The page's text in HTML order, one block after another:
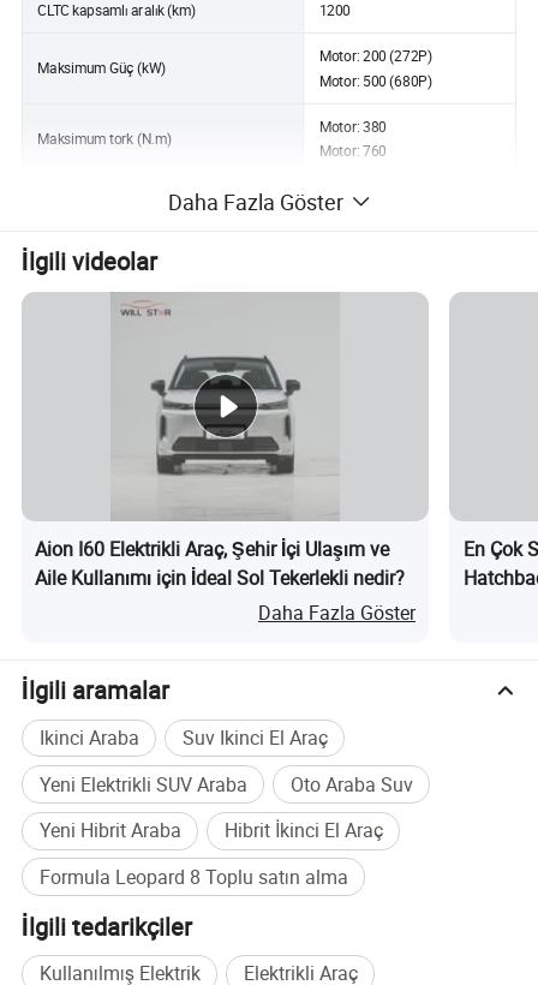
CLTC kapsamlı aralık (km) 1200
Maksimum Güç (kW)
Motor: 200 (272P)
Motor: 500 (680P)
Maksimum tork (N.m)
Motor: 380
Motor: 760
Maksimum Hız (km/sa) 180
Resmi 0 km/sa hızlanma 4.8
Daha Fazla Göster
İlgili videolar
Aion I60 Elektrikli Araç, Şehir İçi Ulaşım ve
Aile Kullanımı için İdeal Sol Tekerlekli nedir?
Daha Fazla Göster
En Çok
İlgili aramalar
Ikinci Araba
Suv Ikinci El Araç
Yeni Elektrikli SUV Araba
Oto Araba Suv
Yeni Hibrit Araba
Hibrit İkinci El Araç
Formula Leopard 8 Toplu satın alma
İlgili tedarikçiler
Kullanılmış Elektrik Elektrikli Araç